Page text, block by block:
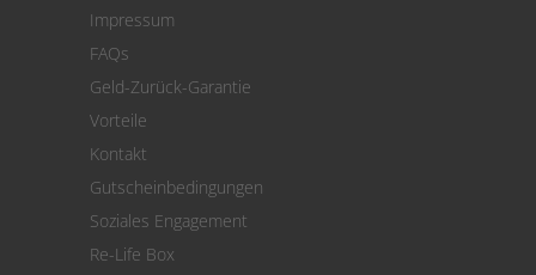
Cookie Einstellungen
Impressum
FAQs
Geld-Zurück-Garantie
Vorteile
Kontakt
Gutscheinbedingungen
Soziales Engagement
Re-Life Box